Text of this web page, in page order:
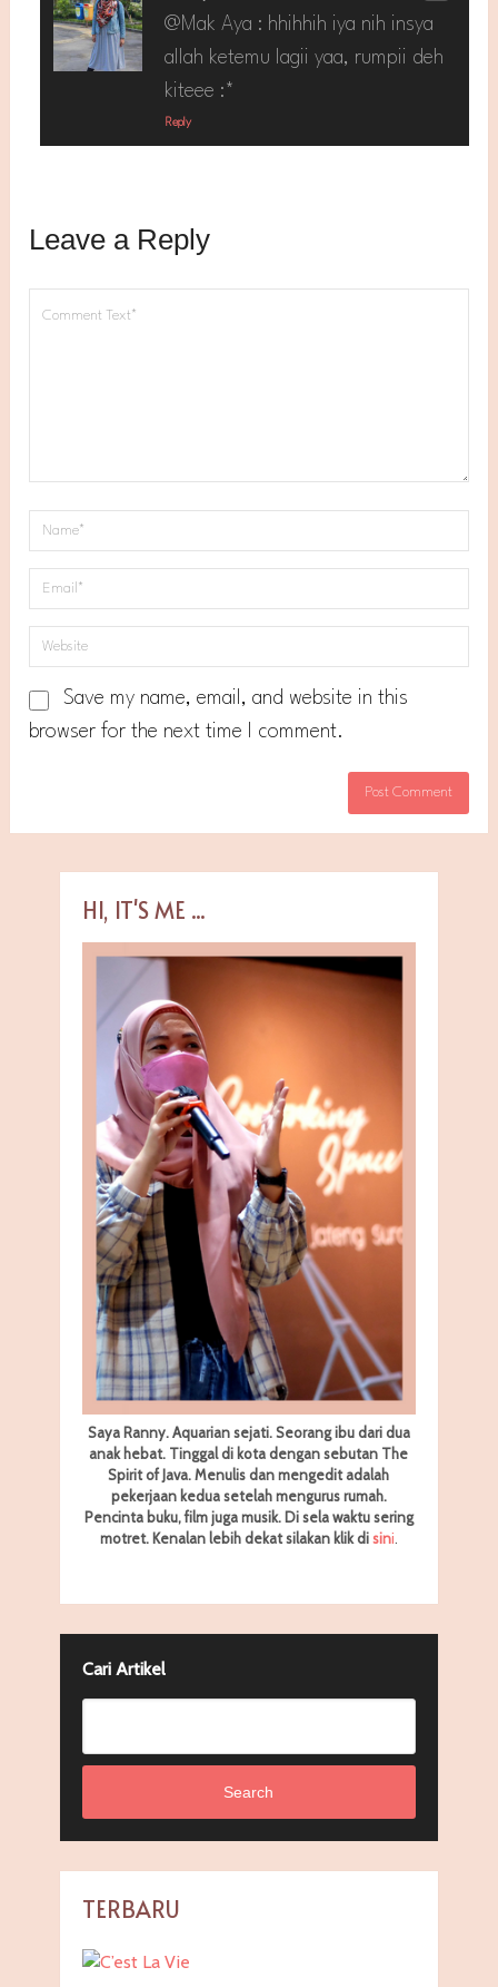
@Mak Aya : hhihhih iya nih insya
allah ketemu lagii yaa, rumpii deh
kiteee :*
Reply
Leave a Reply
Save my name, email, and website in this
browser for the next time I comment.
HI, IT'S ME ...
Saya Ranny. Aquarian sejati. Seorang ibu dari dua
anak hebat. Tinggal di kota dengan sebutan The
Spirit of Java. Menulis dan mengedit adalah
pekerjaan kedua setelah mengurus rumah.
Pencinta buku, film juga musik. Di sela waktu sering
motret. Kenalan lebih dekat silakan klik disini
Cari Artikel
Search
TERBARU